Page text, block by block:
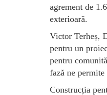
agrement de
exterioară.
Victor Terheș,
pentru un
pentru
fază ne
Construcția